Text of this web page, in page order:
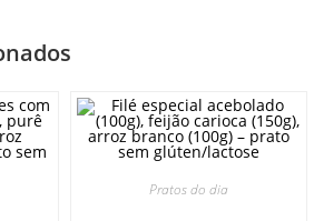
Pratos do dia